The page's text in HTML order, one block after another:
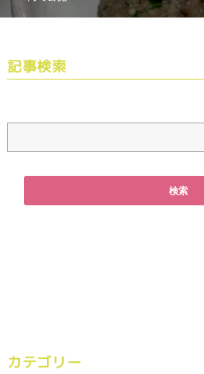
記事検索
カテゴリー